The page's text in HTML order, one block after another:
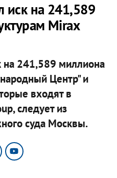
иск на 241,589
Mirax
на 241,589 миллиона
Центр" и
входят в
следует из
суда Москвы.